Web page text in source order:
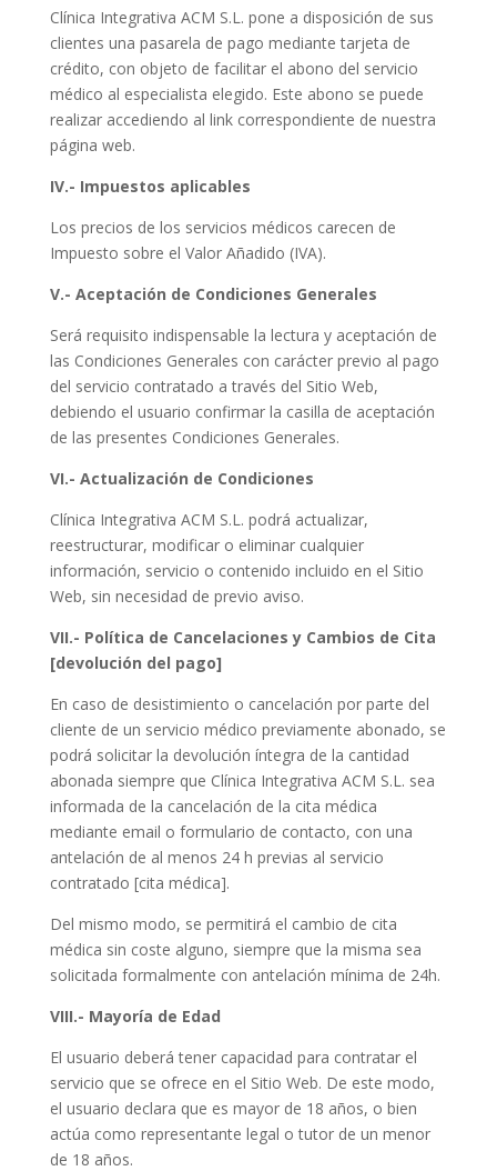
Clínica Integrativa ACM S.L. pone a disposición de sus
clientes una pasarela de pago mediante tarjeta de
crédito, con objeto de facilitar el abono del servicio
médico al especialista elegido. Este abono se puede
realizar accediendo al link correspondiente de nuestra
página web.
IV.- Impuestos aplicables
Los precios de los servicios médicos carecen de
Impuesto sobre el Valor Añadido (IVA).
V.- Aceptación de Condiciones Generales
Será requisito indispensable la lectura y aceptación de
las Condiciones Generales con carácter previo al pago
del servicio contratado a través del Sitio Web,
debiendo el usuario confirmar la casilla de aceptación
de las presentes Condiciones Generales.
VI.- Actualización de Condiciones
Clínica Integrativa ACM S.L. podrá actualizar,
reestructurar, modificar o eliminar cualquier
información, servicio o contenido incluido en el Sitio
Web, sin necesidad de previo aviso.
VII.- Política de Cancelaciones y Cambios de Cita
[devolución del pago]
En caso de desistimiento o cancelación por parte del
cliente de un servicio médico previamente abonado, se
podrá solicitar la devolución íntegra de la cantidad
abonada siempre que Clínica Integrativa ACM S.L. sea
informada de la cancelación de la cita médica
mediante email o formulario de contacto, con una
antelación de al menos 24 h previas al servicio
contratado [cita médica].
Del mismo modo, se permitirá el cambio de cita
médica sin coste alguno, siempre que la misma sea
solicitada formalmente con antelación mínima de 24h.
VIII.- Mayoría de Edad
El usuario deberá tener capacidad para contratar el
servicio que se ofrece en el Sitio Web. De este modo,
el usuario declara que es mayor de 18 años, o bien
actúa como representante legal o tutor de un menor
de 18 años.